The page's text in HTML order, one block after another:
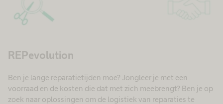
REPevolution
Ben je lange reparatietijden moe? Jongleer je met een
voorraad en de kosten die dat met zich meebrengt? Ben je op
zoek naar oplossingen om de logistiek van reparaties te